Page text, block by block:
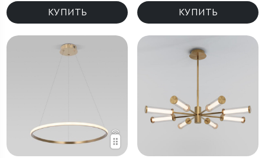
КУПИТЬ КУПИТЬ